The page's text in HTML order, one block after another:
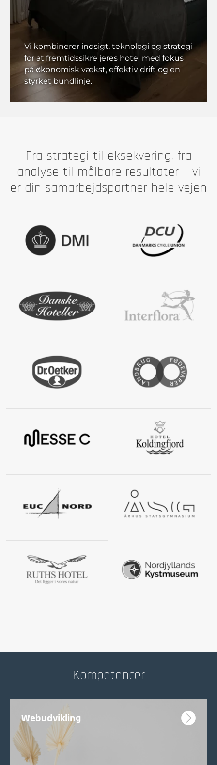
Vi kombinerer indsigt, teknologi og strategi
for at fremtidssikre jeres hotel med fokus
på økonomisk vækst, effektiv drift og en
styrket bundlinje.
Fra strategi til eksekvering, fra
analyse til målbare resultater – vi
er din samarbejdspartner hele vejen
Kompetencer
Webudvikling